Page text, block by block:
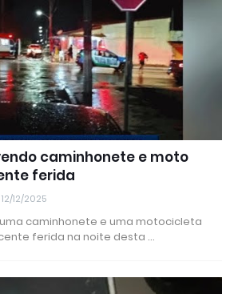
caminhonete e moto
ferida
12/12/2025
caminhonete e uma motocicleta
ferida na noite desta …